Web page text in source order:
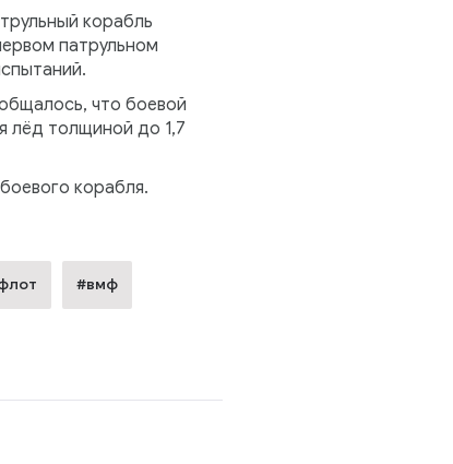
корабль
патрульном
что боевой
лёд толщиной до 1,7
корабля.
#вмф